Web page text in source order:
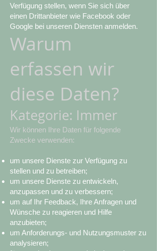
Verfügung stellen, wenn Sie sich über
einen Drittanbieter wie Facebook oder
Google bei unseren Diensten anmelden.
Warum
erfassen wir
diese Daten?
Kategorie: Immer
Wir können Ihre Daten für folgende
Zwecke verwenden:
um unsere Dienste zur Verfügung zu
stellen und zu betreiben;
um unsere Dienste zu entwickeln,
anzupassen und zu verbessern;
um auf Ihr Feedback, Ihre Anfragen und
Wünsche zu reagieren und Hilfe
anzubieten;
um Anforderungs- und Nutzungsmuster zu
analysieren;